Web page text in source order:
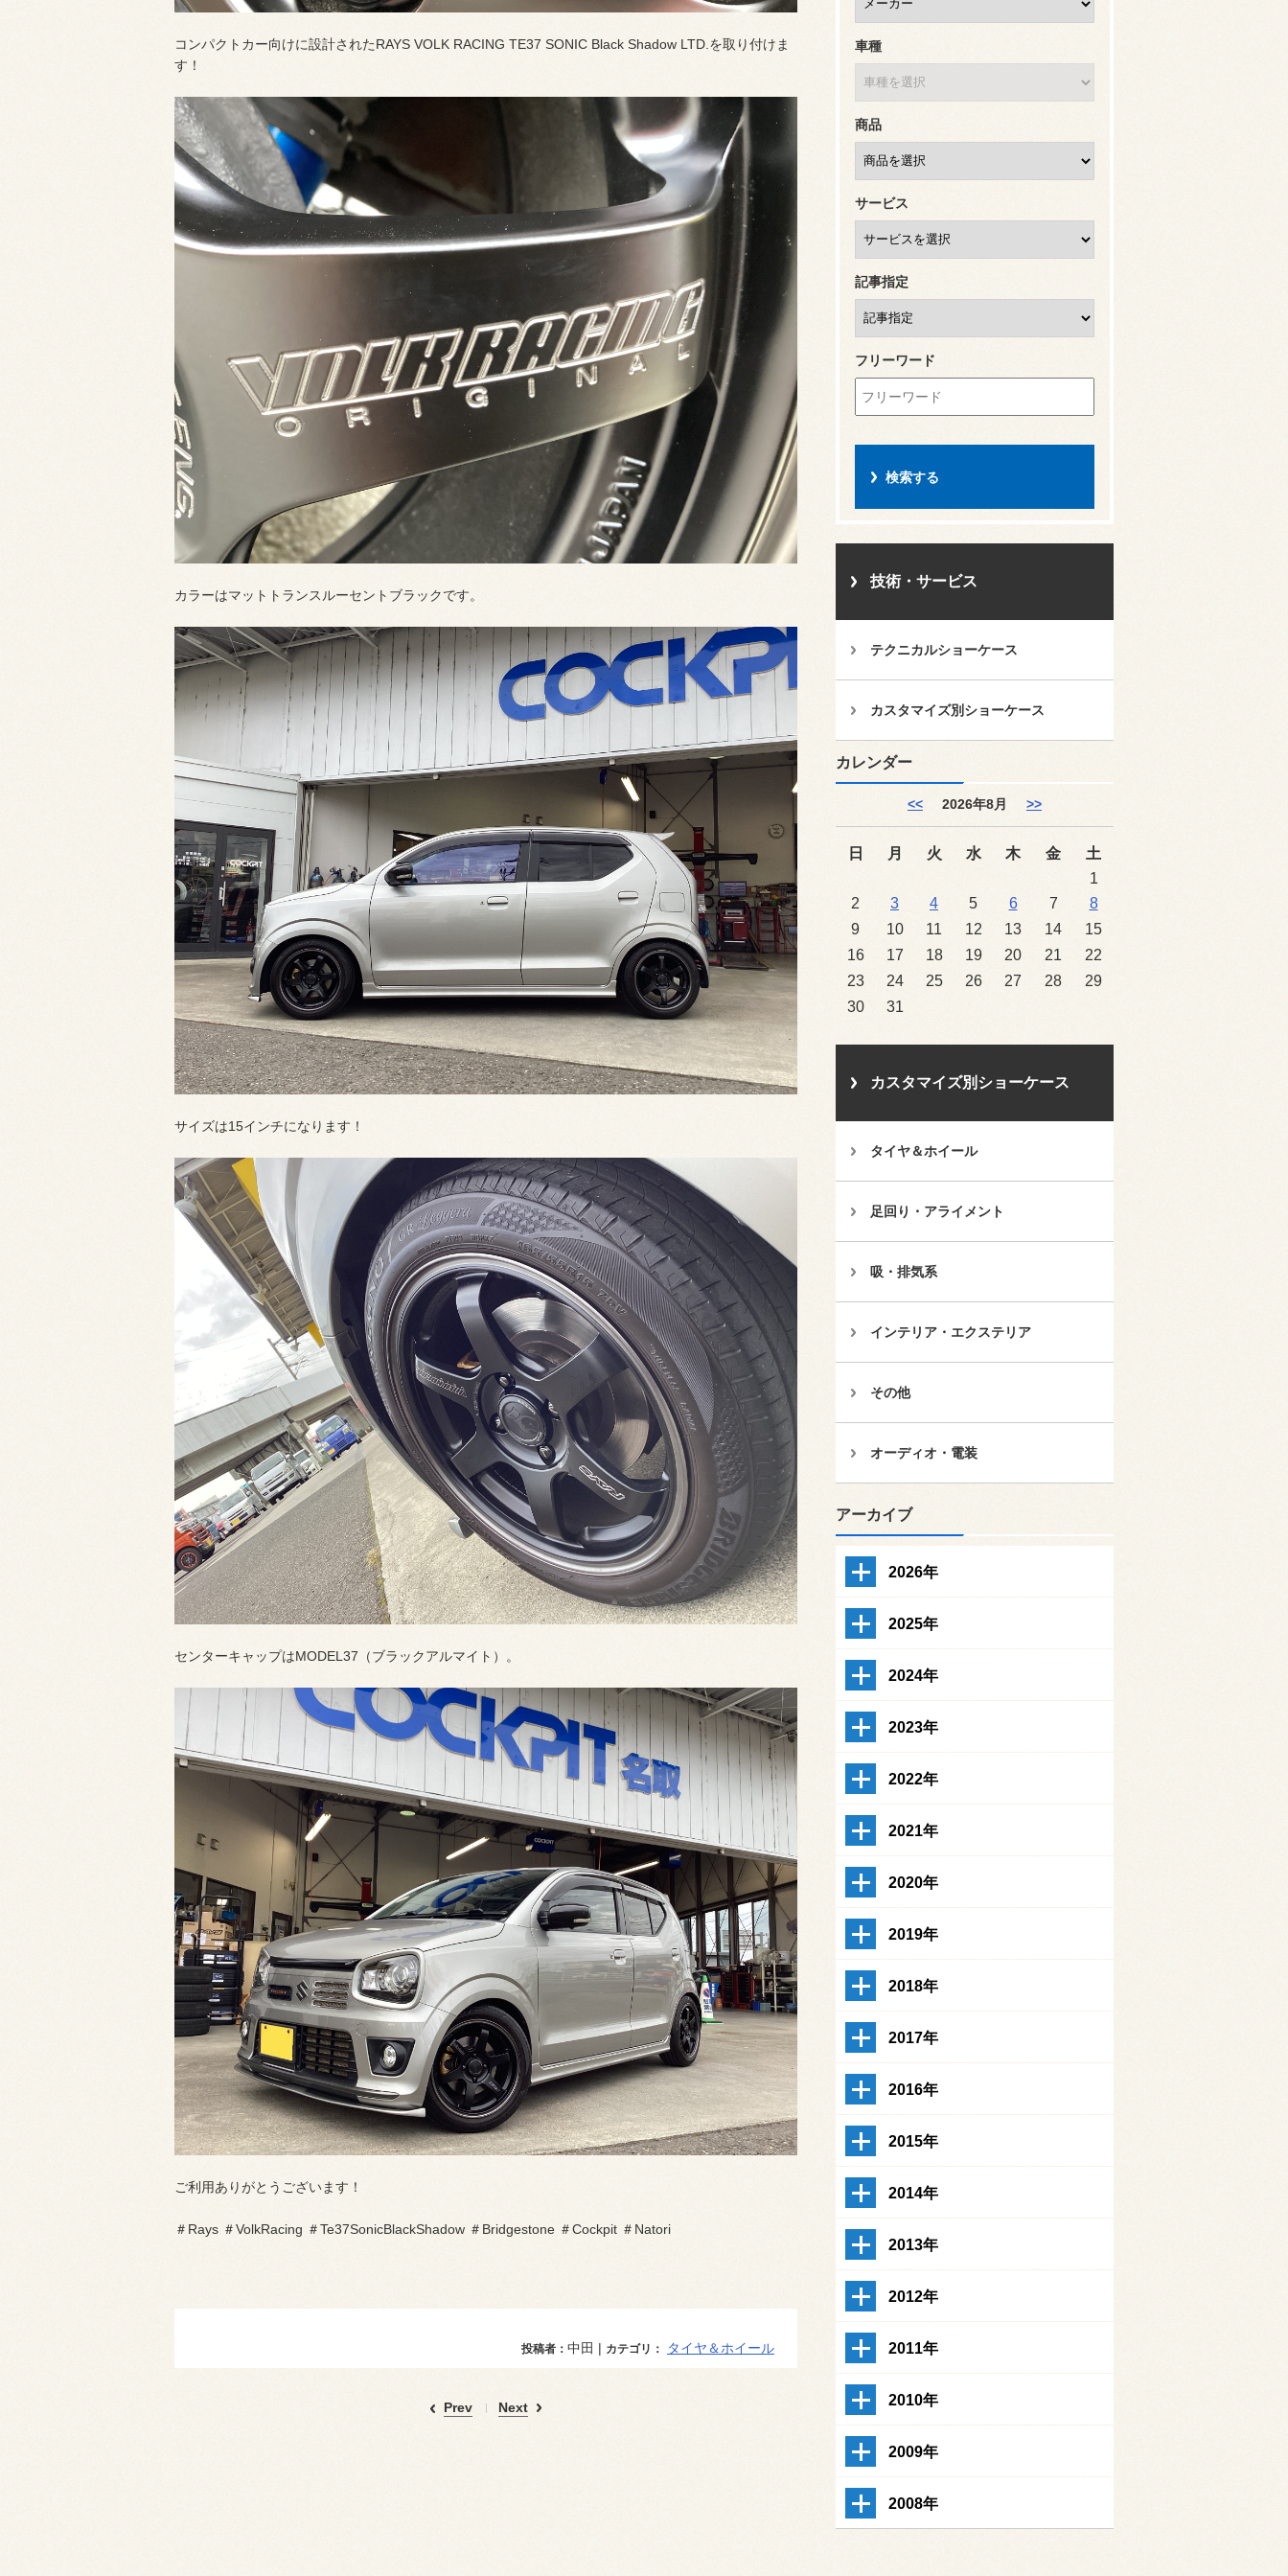
コンパクトカー向けに設計されたRAYS VOLK RACING TE37 SONIC Black Shadow LTD.を取り付けま
す！
カラーはマットトランスルーセントブラックです。
サイズは15インチになります！
センターキャップはMODEL37（ブラックアルマイト）。
ご利用ありがとうございます！
＃Rays ＃VolkRacing ＃Te37SonicBlackShadow ＃Bridgestone ＃Cockpit ＃Natori
投稿者： 中田 | カテゴリ： タイヤ＆ホイール
Prev Next
車種
商品
サービス
記事指定
フリーワード
技術・サービス
テクニカルショーケース
カスタマイズ別ショーケース
カレンダー
<< 2026年8月 >>
日 月 火 水 木 金
土
1
2
3 4 5 6 7
8
9
10 11 12 13 14
15
16
17 18 19 20 21
22
23
24 25 26 27 28
29
30
31
カスタマイズ別ショーケース
タイヤ＆ホイール
足回り・アライメント
吸・排気系
インテリア・エクステリア
その他
オーディオ・電装
アーカイブ
2026年
2025年
2024年
2023年
2022年
2021年
2020年
2019年
2018年
2017年
2016年
2015年
2014年
2013年
2012年
2011年
2010年
2009年
2008年